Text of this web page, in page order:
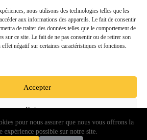
nous utilisons des technologies telles que les
aux informations des appareils. Le fait de consentir
de traiter des données telles que le comportement de
sur ce site. Le fait de ne pas consentir ou de retirer son
négatif sur certaines caractéristiques et fonctions.
Accepter
Refuser
Voir les préférences
pour nous assurer que nous vous offrons la
expérience possible sur notre site.
- ALL PARTS FRANCE SAS